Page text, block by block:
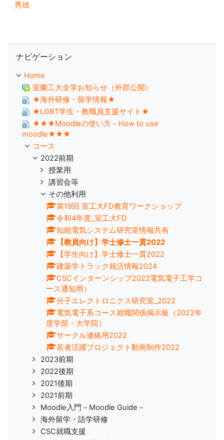
秀雄
ナビゲーション
Home
室蘭工大全学お知らせ（外部公開）
★海外研修・留学情報★
★LGBT学生・教職員支援サイト★
★★★Moodleの使い方－How to use
moodle★★★
コース
2022前期
授業用
講習会等
その他利用
第19回 室工大FD教育ワークショップ
令和4年度_室工大FD
知能電気システム研究室情報共有
【教員向け】学士修士一貫2022
【学生向け】学士修士一貫2022
建築学トラック就活情報2024
CSCインターンシップ2022電気電子工学コ
ース通知用）
分子エレクトロニクス研究室_2022
電気電子系コース就職関係掲示板（2022年
度学部・大学院）
サークル連絡用2022
若者活躍プロジェクト動画制作2022
2023前期
2022後期
2021後期
2021前期
Moodle入門－Moodle Guide－
海外留学・語学研修
CSC就職支援